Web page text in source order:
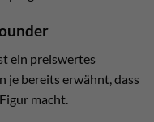
ein preiswertes
je bereits erwähnt, dass
macht.